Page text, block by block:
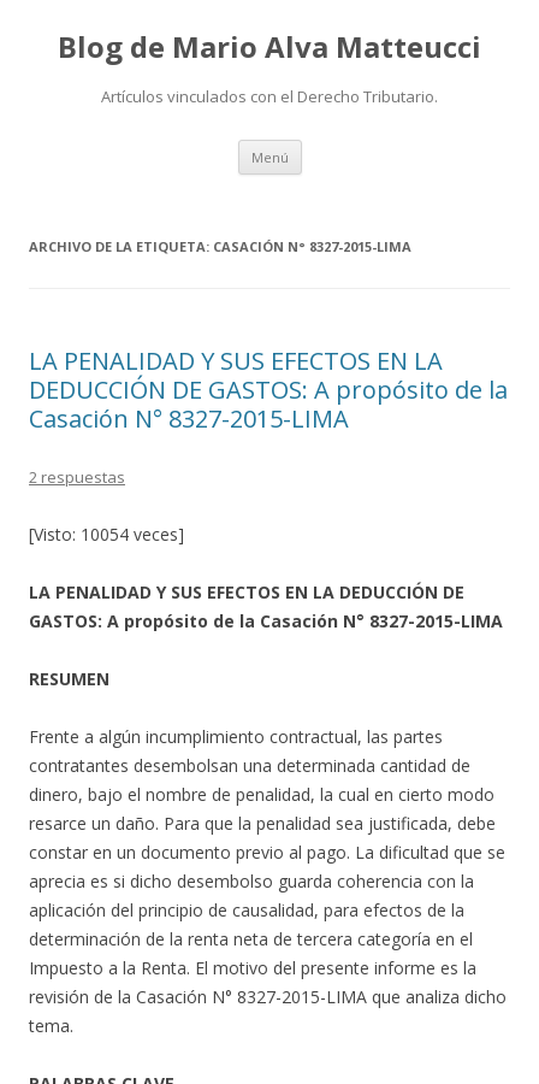
Blog de Mario Alva Matteucci
Artículos vinculados con el Derecho Tributario.
Menú Ir
contenido
ARCHIVO DE LA ETIQUETA: CASACIÓN N° 8327-2015-LIMA
LA PENALIDAD Y SUS EFECTOS EN LA
DEDUCCIÓN DE GASTOS: A propósito de la
Casación N° 8327-2015-LIMA
2 respuestas
[Visto: 10054 veces]
LA PENALIDAD Y SUS EFECTOS EN LA DEDUCCIÓN DE
GASTOS: A propósito de la Casación N° 8327-2015-LIMA
RESUMEN
Frente a algún incumplimiento contractual, las partes
contratantes desembolsan una determinada cantidad de
dinero, bajo el nombre de penalidad, la cual en cierto modo
resarce un daño. Para que la penalidad sea justificada, debe
constar en un documento previo al pago. La dificultad que se
aprecia es si dicho desembolso guarda coherencia con la
aplicación del principio de causalidad, para efectos de la
determinación de la renta neta de tercera categoría en el
Impuesto a la Renta. El motivo del presente informe es la
revisión de la Casación N° 8327-2015-LIMA que analiza dicho
tema.